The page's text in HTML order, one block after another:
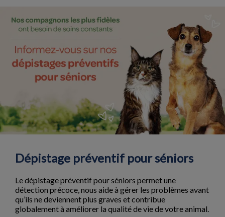
Dépistage préventif pour séniors
Le dépistage préventif pour séniors permet une
détection précoce, nous aide à gérer les problèmes avant
qu’ils ne deviennent plus graves et contribue
globalement à améliorer la qualité de vie de votre animal.